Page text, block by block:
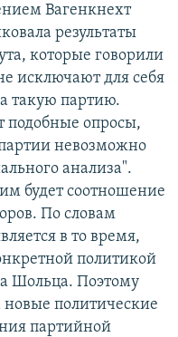
Вагенкнехт
результаты
которые говорили
исключают для себя
такую партию.
подобные опросы,
невозможно
анализа".
будет соотношение
По словам
в то время,
политикой
Шольца. Поэтому
новые политические
партийной